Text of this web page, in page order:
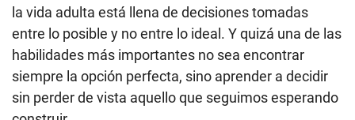
la vida adulta está llena de decisiones tomadas
entre lo posible y no entre lo ideal. Y quizá una de las
habilidades más importantes no sea encontrar
siempre la opción perfecta, sino aprender a decidir
sin perder de vista aquello que seguimos esperando